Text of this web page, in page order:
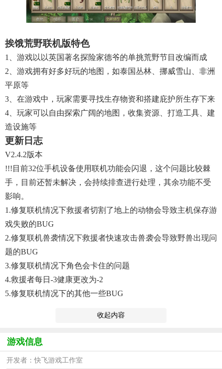
挨饿荒野联机版特色
1、游戏以以英国著名探险家德爷的单挑荒野节目改编而成
2、游戏拥有好多好玩的地图，如泰国丛林、挪威雪山、非洲
平原等
3、在游戏中，玩家需要寻找生存物资和搭建庇护所生存下来
4、玩家可以自由探索广阔的地图，收集资源、打造工具、建
造设施等
更新日志
V2.4.2版本
!!!目前32位手机设备使用联机功能会闪退，这个问题比较棘
手，目前还暂未解决，会持续排查进行处理，其余功能不受
影响。
1.修复联机情况下救援者切割了地上的动物会导致主机保存游
戏失败的BUG
2.修复联机兽袭情况下救援者快速攻击兽袭会导致野兽出现问
题的BUG
3.修复联机情况下角色会卡住的问题
4.救援者每日-3健康更改为-2
5.修复联机情况下的其他一些BUG
收起内容
游戏信息
开发者：快飞游戏工作室